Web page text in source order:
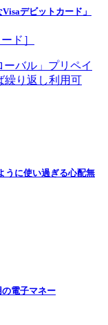
デビットカード」
ド］
ーバル」プリペイ
繰り返し利用可
うに使い過ぎる心配無
の電子マネー